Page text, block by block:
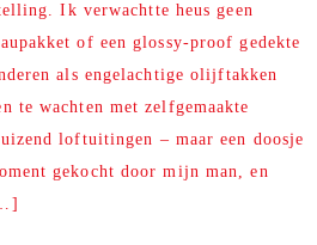
Ik verwachtte heus geen
of een glossy-proof gedekte
als engelachtige olijftakken
te wachten met zelfgemaakte
loftuitingen – maar een doosje
gekocht door mijn man, en